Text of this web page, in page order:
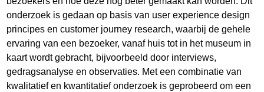
onderzoek is gedaan op basis van user experience design
principes en customer journey research, waarbij de gehele
ervaring van een bezoeker, vanaf huis tot in het museum in
kaart wordt gebracht, bijvoorbeeld door interviews,
gedragsanalyse en observaties. Met een combinatie van
kwalitatief en kwantitatief onderzoek is geprobeerd om een